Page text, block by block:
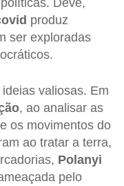
Deve,
produz
ser exploradas
valiosas. Em
, ao analisar as
os movimentos do
ao tratar a terra,
Polanyi
pelo